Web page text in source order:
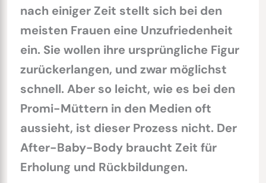
nach einiger Zeit stellt sich bei den
meisten Frauen eine Unzufriedenheit
ein. Sie wollen ihre ursprüngliche Figur
zurückerlangen, und zwar möglichst
schnell. Aber so leicht, wie es bei den
Promi-Müttern in den Medien oft
aussieht, ist dieser Prozess nicht. Der
After-Baby-Body braucht Zeit für
Erholung und Rückbildungen.